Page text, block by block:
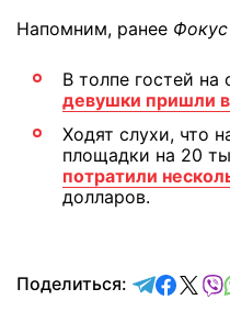
Напомним, ранее Фокус
В толпе гостей на
девушки пришли
Ходят слухи, что
площадки на 20
потратили
долларов.
Поделиться: